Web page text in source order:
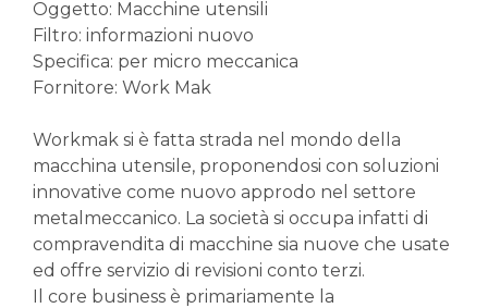
Oggetto: Macchine utensili
Filtro: informazioni nuovo
Specifica: per micro meccanica
Fornitore: Work Mak
Workmak si è fatta strada nel mondo della
macchina utensile, proponendosi con soluzioni
innovative come nuovo approdo nel settore
metalmeccanico. La società si occupa infatti di
compravendita di macchine sia nuove che usate
ed offre servizio di revisioni conto terzi.
Il core business è primariamente la